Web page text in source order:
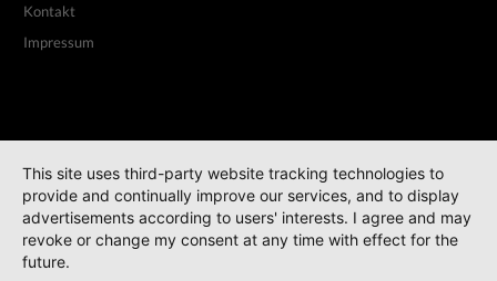
Kontakt
Impressum
This site uses third-party website tracking technologies to
provide and continually improve our services, and to display
advertisements according to users' interests. I agree and may
revoke or change my consent at any time with effect for the
future.